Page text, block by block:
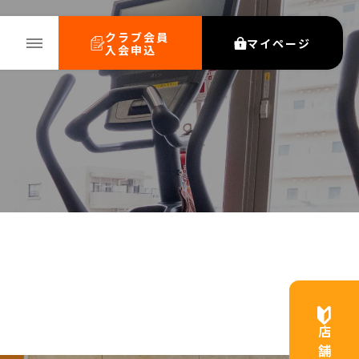
クラブ会員
入会申込
マイページ